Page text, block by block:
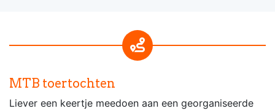
MTB toertochten
Liever een keertje meedoen aan een georganiseerde